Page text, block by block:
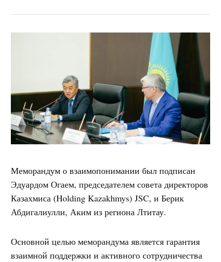
Меморандум о взаимопонимании был подписан
Эдуардом Огаем, председателем совета директоров
Казахмиса (Holding Kazakhmys) JSC, и Берик
Абдигалиулли, Аким из региона Лтитау.
Основной целью меморандума является гарантия
взаимной поддержки и активного сотрудничества